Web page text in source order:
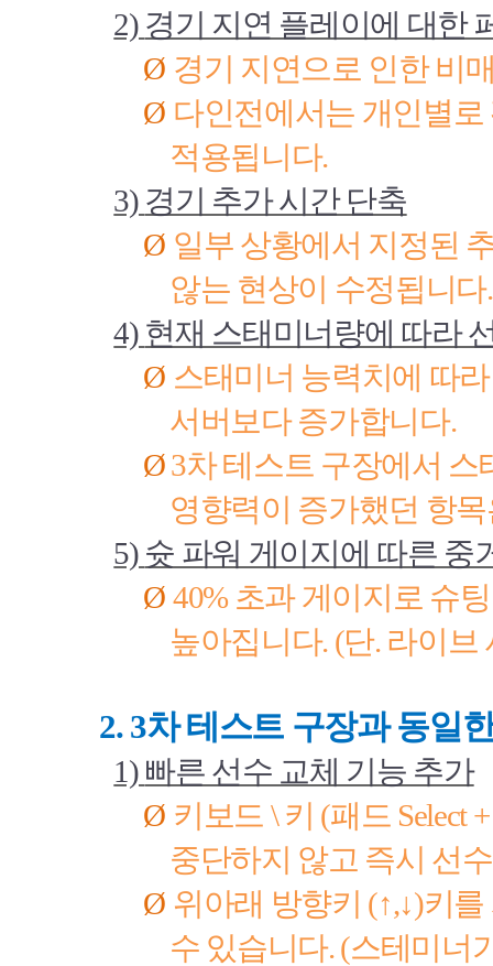
2) 경기 지연 플레이에 대한
Ø 경기 지연으로 인한 비
Ø 다인전에서는 개인별
적용됩니다.
3) 경기 추가 시간 단축
Ø 일부 상황에서 지정된
않는 현상이 수정됩니다.
4) 현재 스태미너량에 따라
Ø 스태미너 능력치에 따
서버보다 증가합니다.
Ø3차 테스트 구장에서
영향력이 증가했던 항
5) 슛 파워 게이지에 따른 중
Ø 40% 초과 게이지로 슈
높아집니다. (단. 라이브
2. 3차 테스트 구장과 동일
1) 빠른 선수 교체 기능 추가
Ø 키보드 \키 (패드 Select
중단하지 않고 즉시 선
Ø 위아래 방향키 (↑,↓)키를
수 있습니다. (스테미너